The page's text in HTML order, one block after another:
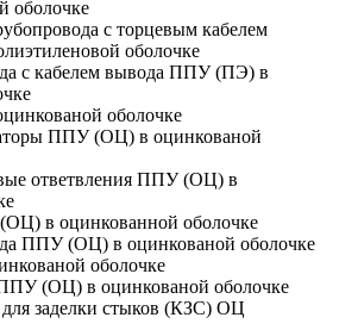
оболочке
с торцевым кабелем
оболочке
с кабелем вывода ППУ (ПЭ) в
оболочке
ППУ (ОЦ) в оцинкованой
ответвления ППУ (ОЦ) в
в оцинкованной оболочке
ППУ (ОЦ) в оцинкованой оболочке
оболочке
(ОЦ) в оцинкованой оболочке
заделки стыков (КЗС) ОЦ